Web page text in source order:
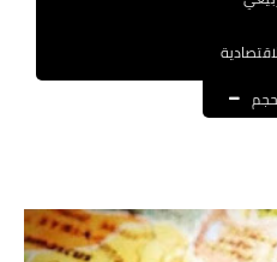
العقود والاجور اليومية
القروض والسلف